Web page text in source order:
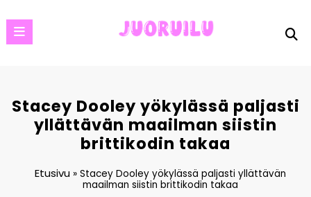
to
content
Stacey Dooley yökylässä paljasti
yllättävän maailman siistin
brittikodin takaa
Etusivu» Stacey Dooley yökylässä paljasti yllättävän
maailman siistin brittikodin takaa